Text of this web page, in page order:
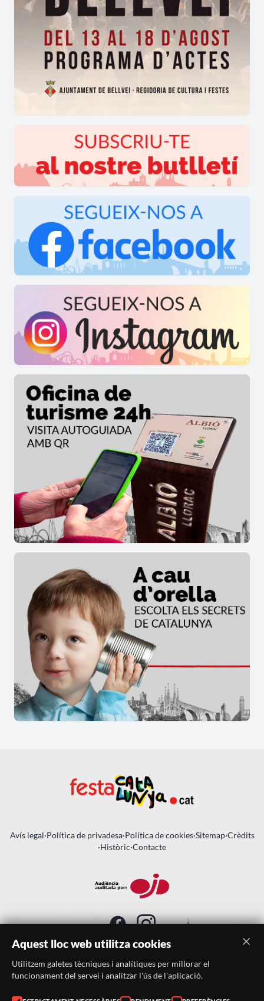
Avís legal·Política de privadesa·Política de cookies·Sitemap·Crèdits
·Històric·Contacte
SUBSCRIU-TE AL BUTLLETÍ
Aquest lloc web utilitza cookies
Utilitzem galetes tècniques i analítiques per millorar el
funcionament del servei i analitzar l'ús de l'aplicació.